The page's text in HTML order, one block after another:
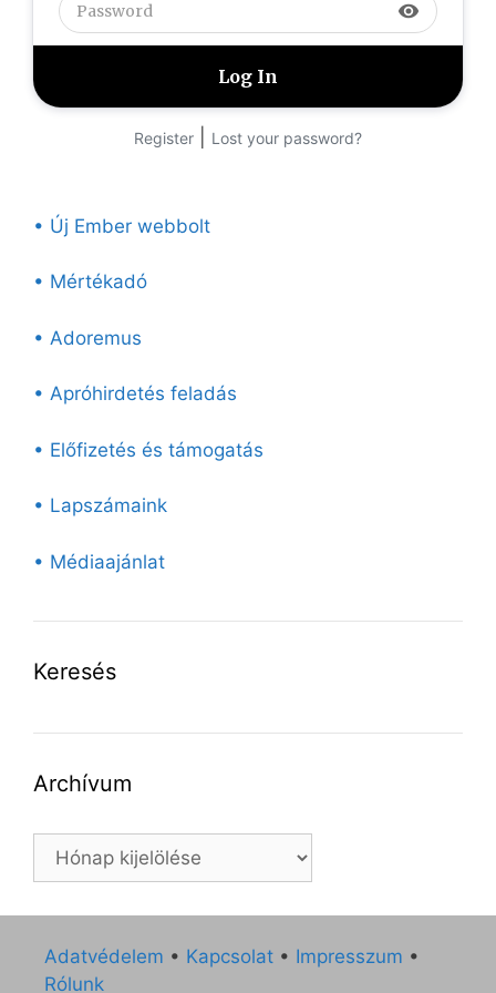
visibility
Register Lost your password?
• Új Ember webbolt
• Mértékadó
• Adoremus
• Apróhirdetés feladás
• Előfizetés és támogatás
• Lapszámaink
• Médiaajánlat
Keresés
Archívum
Archívum
Adatvédelem • Kapcsolat • Impresszum •
Rólunk